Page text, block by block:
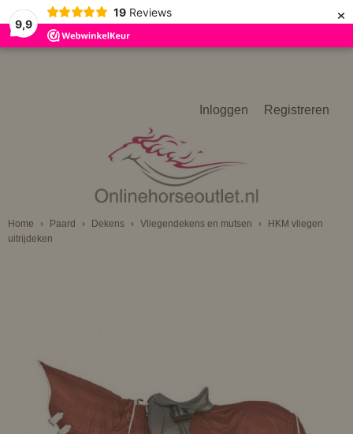
9,9
19 Reviews ×
Inloggen Registreren
Home › Paard › Dekens › Vliegendekens en mutsen ›
HKM vliegen
uitrijdeken